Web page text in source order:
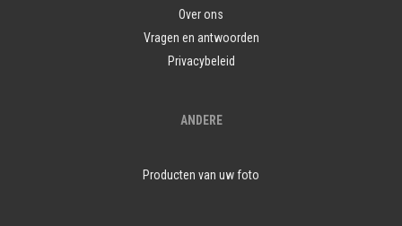
Over ons
Vragen en antwoorden
Privacybeleid
ANDERE
Producten van uw foto